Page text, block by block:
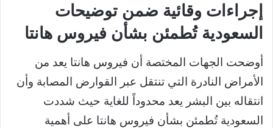
إجراءات وقائية ضمن توضيحات
السعودية تُطمئن بشأن فيروس هانتا
أوضحت الجهات المختصة أن فيروس هانتا يعد من
الأمراض النادرة التي تنتقل عبر القوارض المصابة وأن
انتقاله بين البشر يعد محدوداً للغاية حيث شددت
السعودية تُطمئن بشأن فيروس هانتا على أهمية